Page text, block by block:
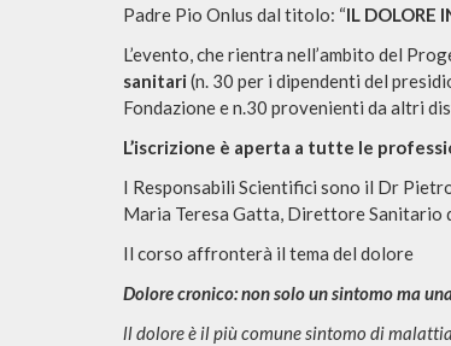
Padre Pio Onlus dal titolo: “IL DOLORE
L’evento, che rientra nell’ambito del
sanitari (n. 30 per i dipendenti del
Fondazione e n.30 provenienti da altri
L’iscrizione è aperta a tutte le
I Responsabili Scientifici sono il Dr
Maria Teresa Gatta, Direttore Sanitario
Il corso affronterà il tema del dolore
Dolore cronico: non solo un sintomo ma
ll dolore è il più comune sintomo di